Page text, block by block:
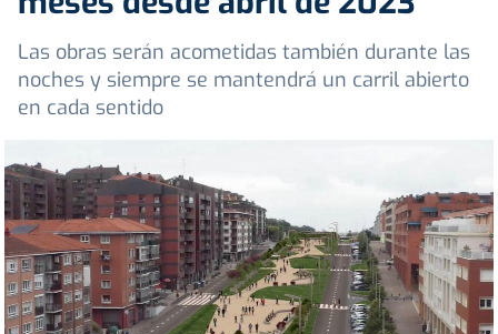
Las obras serán acometidas también durante las
noches y siempre se mantendrá un carril abierto
en cada sentido